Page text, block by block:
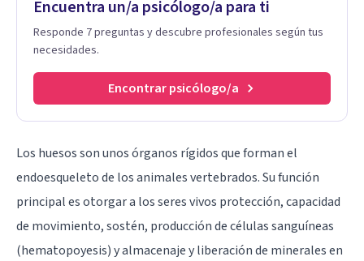
Encuentra un/a psicólogo/a para ti
Responde 7 preguntas y descubre profesionales según tus
necesidades.
Encontrar psicólogo/a
Los huesos son unos órganos rígidos que forman el
endoesqueleto de los animales vertebrados. Su función
principal es otorgar a los seres vivos protección, capacidad
de movimiento, sostén, producción de células sanguíneas
(hematopoyesis) y almacenaje y liberación de minerales en